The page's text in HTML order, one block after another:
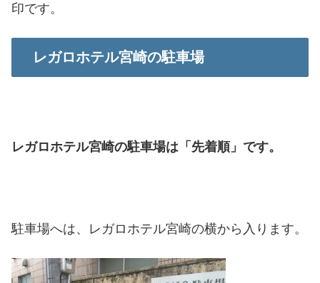
印です。
レガロホテル宮崎の駐車場
レガロホテル宮崎の駐車場は「 先着順」です。
駐車場へは、レガロホテル宮崎の横から入ります。